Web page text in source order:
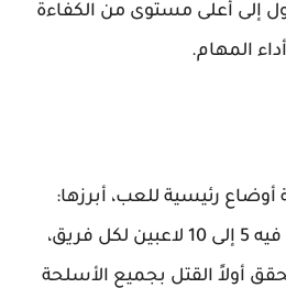
إلى أعلى مستوى من الكفاءة
المهام.
أوضاع رئيسية للعب، أبرزها:
سباق التسلح: يتنافس فيه 5 إلى 10 لاعبين لكل فريق،
أولاً القتل بجميع الأسلحة